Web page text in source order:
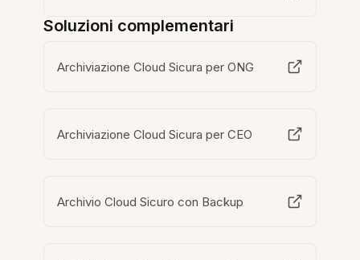
Soluzioni complementari
Archiviazione Cloud Sicura per ONG
Archiviazione Cloud Sicura per CEO
Archivio Cloud Sicuro con Backup